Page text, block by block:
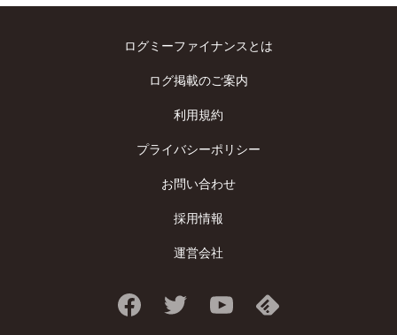
ログミーファイナンスとは
ログ掲載のご案内
利用規約
プライバシーポリシー
お問い合わせ
採用情報
運営会社